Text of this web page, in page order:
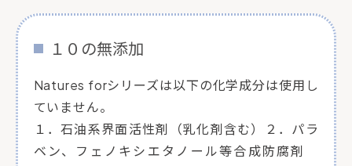
１０の無添加
Natures forシリーズは以下の化学成分は使用し
ていません。
１．石油系界面活性剤（乳化剤含む）２．パラ
ベン、フェノキシエタノール等合成防腐剤